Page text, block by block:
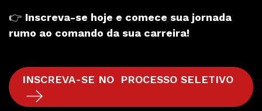
👉 Inscreva-se hoje e comece sua jornada
rumo ao comando da sua carreira!
INSCREVA-SE NO PROCESSO SELETIVO